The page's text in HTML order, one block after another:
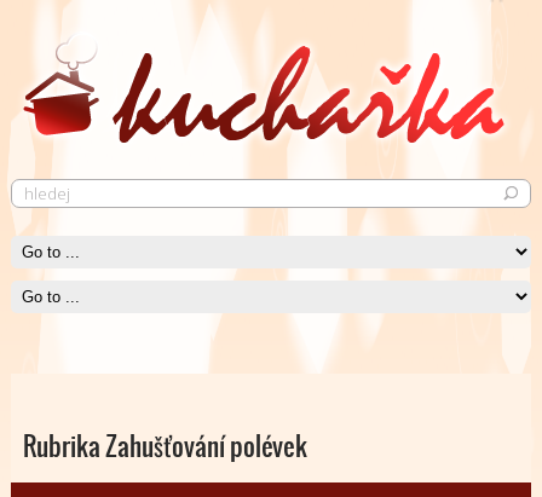
Pečené kuře
Krásně křupavé pečené kuře neurazí snád žádného jedlíka.
Rubrika Zahušťování polévek